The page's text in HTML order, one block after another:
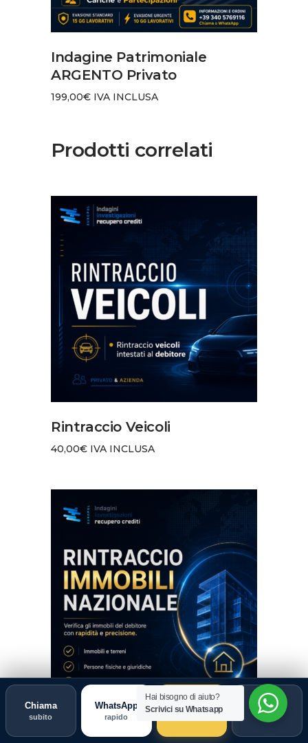
AGGIUNGI AL CARRELLO
Indagine Patrimoniale
ARGENTO Privato
199,00€ IVA INCLUSA
Prodotti correlati
AGGIUNGI AL CARRELLO
Rintraccio Veicoli
40,00€ IVA INCLUSA
Chiama
subito
WhatsApp
rapido
Guida Indagine
Hai bisogno di aiuto?
Scrivici su Whatsapp